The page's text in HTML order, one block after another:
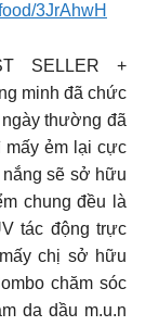
3JrAhwH
SELLER +
minh đã chức
thường đã
mấy ẻm lại cực
sẽ sở hữu
chung đều là
tác động trực
chị sở hữu
chăm sóc
da dầu m.u.n